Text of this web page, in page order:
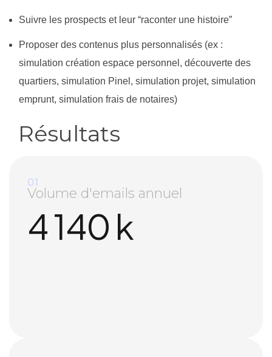
Suivre les prospects et leur “raconter une histoire”
Proposer des contenus plus personnalisés (ex :
simulation création espace personnel, découverte des
quartiers, simulation Pinel, simulation projet, simulation
emprunt, simulation frais de notaires)
Résultats
01
Volume d'emails annuel
4 140 k